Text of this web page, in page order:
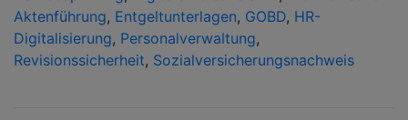
Aktenführung, Entgeltunterlagen, GOBD, HR-
Digitalisierung, Personalverwaltung,
Revisionssicherheit, Sozialversicherungsnachweis